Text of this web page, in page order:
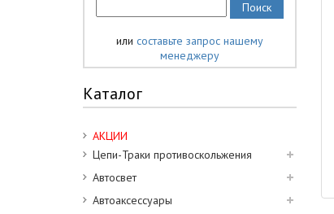
или составьте запрос нашему
менеджеру
Каталог
АКЦИИ
Цепи-Траки противоскольжения
Автосвет
Автоаксессуары